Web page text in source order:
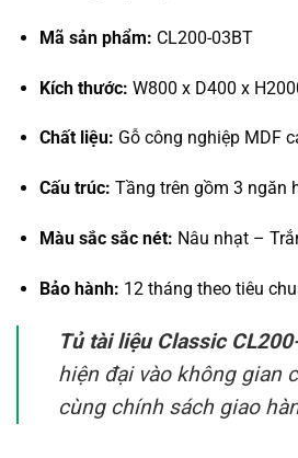
Mã sản phẩm: CL200-03BT
Kích thước: W800 x D400 x
Chất liệu: Gỗ công nghiệp MDF
Cấu trúc: Tầng trên gồm 3 ngăn
Màu sắc sắc nét: Nâu nhạt –
Bảo hành: 12 tháng theo tiêu
Tủ tài liệu Classic
hiện đại vào không gian
cùng chính sách giao